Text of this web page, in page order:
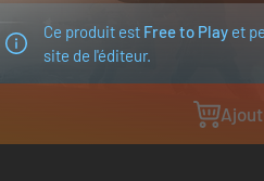
Ce produit est Free to Play et
site de l'éditeur.